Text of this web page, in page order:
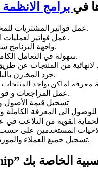
في برامج
عمل فواتير المشتريات للمخازن لسهولة لجردها لاحقاً.
عمل فواتير لعمليات البيع مع الطباعة دون عناء.
واجهة البرنامج سهلة وسلسة في الاستخدام.
سهولة في التعامل الكامل لضريبة القيمة المضافة.
جرد المخازن بالباركود فى أقل وقت ممكن.
عمل المراجعات و قوائم الدخل و تقارير الربحية.
تسجيل قيمة الأصول
تسجيل جميع العملاء والموردين والمندوبين والشركات.